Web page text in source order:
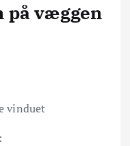
på væggen
vinduet